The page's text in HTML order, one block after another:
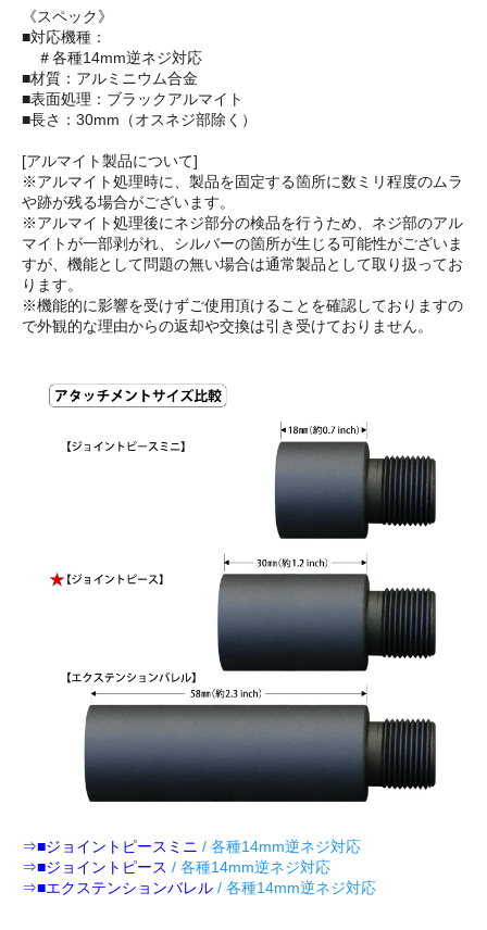
《スペック》
■対応機種：
＃各種14mm逆ネジ対応
■材質：アルミニウム合金
■表面処理：ブラックアルマイト
■長さ：30mm（オスネジ部除く）
[アルマイト製品について]
※アルマイト処理時に、製品を固定する箇所に数ミリ程度のムラ
や跡が残る場合がございます。
※アルマイト処理後にネジ部分の検品を行うため、ネジ部のアル
マイトが一部剥がれ、シルバーの箇所が生じる可能性がございま
すが、機能として問題の無い場合は通常製品として取り扱ってお
ります。
※機能的に影響を受けずご使用頂けることを確認しておりますの
で外観的な理由からの返却や交換は引き受けておりません。
⇒■ジョイントピースミニ / 各種14mm逆ネジ対応
⇒■ジョイントピース / 各種14mm逆ネジ対応
⇒■エクステンションバレル / 各種14mm逆ネジ対応